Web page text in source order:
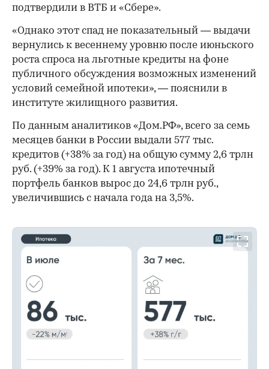
подтвердили в ВТБ и «Сбере».
«Однако этот спад не показательный — выдачи
вернулись к весеннему уровню после июньского
роста спроса на льготные кредиты на фоне
публичного обсуждения возможных изменений
условий семейной ипотеки», — пояснили в
институте жилищного развития.
По данным аналитиков «Дом.РФ», всего за семь
месяцев банки в России выдали 577 тыс.
кредитов (+38% за год) на общую сумму 2,6 трлн
руб. (+39% за год). К 1 августа ипотечный
портфель банков вырос до 24,6 трлн руб.,
увеличившись с начала года на 3,5%.